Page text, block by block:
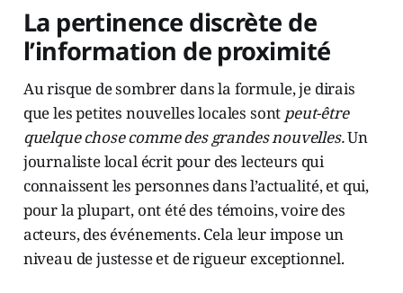
La pertinence discrète de
l’information de proximité
Au risque de sombrer dans la formule, je dirais
que les petites nouvelles locales sont peut-être
quelque chose comme des grandes nouvelles.Un
journaliste local écrit pour des lecteurs qui
connaissent les personnes dans l’actualité, et qui,
pour la plupart, ont été des témoins, voire des
acteurs, des événements. Cela leur impose un
niveau de justesse et de rigueur exceptionnel.